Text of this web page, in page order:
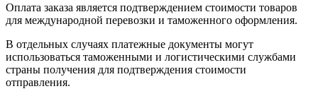
Оплата заказа является подтверждением стоимости товаров
для международной перевозки и таможенного оформления.
В отдельных случаях платежные документы могут
использоваться таможенными и логистическими службами
страны получения для подтверждения стоимости
отправления.